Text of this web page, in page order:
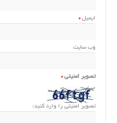
ایمیل*
وب‌ سایت
تصویر امنیتی*
تصویر امنیتی را وارد کنید: